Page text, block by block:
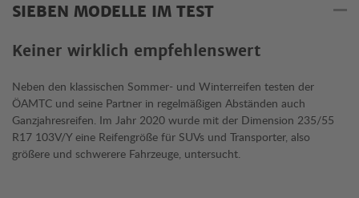
SIEBEN MODELLE IM TEST
Keiner wirklich empfehlenswert
Neben den klassischen Sommer- und Winterreifen testen der
ÖAMTC und seine Partner in regelmäßigen Abständen auch
Ganzjahresreifen. Im Jahr 2020 wurde mit der Dimension 235/55
R17 103V/Y eine Reifengröße für SUVs und Transporter, also
größere und schwerere Fahrzeuge, untersucht.